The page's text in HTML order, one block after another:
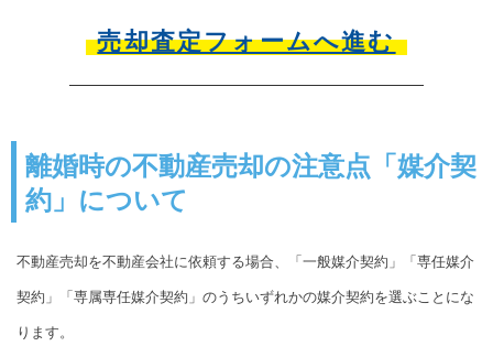
売却査定フォームへ進む
離婚時の不動産売却の注意点「媒介契
約」について
不動産売却を不動産会社に依頼する場合、「一般媒介契約」「専任媒介
契約」「専属専任媒介契約」のうちいずれかの媒介契約を選ぶことにな
ります。